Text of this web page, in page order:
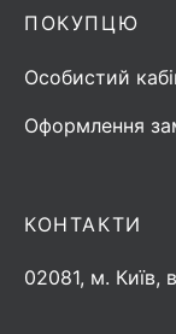
КОНТАКТИ
02081, м. Київ,
ПОКУПЦЮ
Особистий
Оформлення